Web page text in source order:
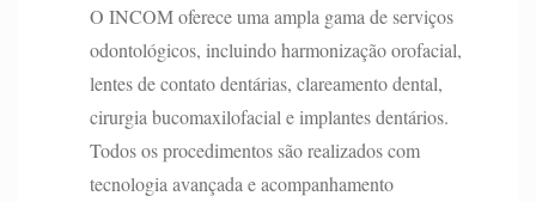
O INCOM oferece uma ampla gama de serviços
odontológicos, incluindo harmonização orofacial,
lentes de contato dentárias, clareamento dental,
cirurgia bucomaxilofacial e implantes dentários.
Todos os procedimentos são realizados com
tecnologia avançada e acompanhamento